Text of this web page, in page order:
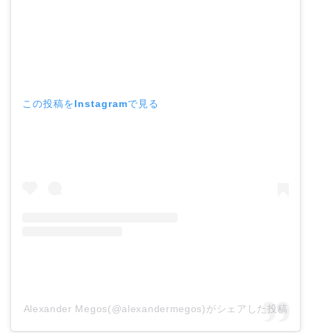
この投稿をInstagramで見る
Alexander Megos(@alexandermegos)がシェアした投稿